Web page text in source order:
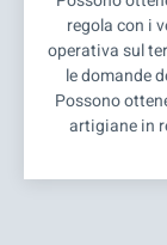
regola con i
operativa sul
le domande
Possono
artigiane in